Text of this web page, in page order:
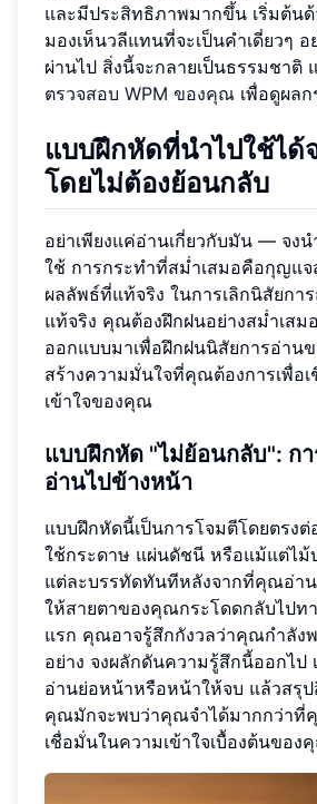
และมีประสิทธิภาพมากขึ้น เริ่มต้นด้
มองเห็นวลีแทนที่จะเป็นคำเดี่ยวๆ อ
ผ่านไป สิ่งนี้จะกลายเป็นธรรมชาติ
ตรวจสอบ WPM ของคุณ เพื่อดูผล
แบบฝึกหัดที่นำไปใช้ได้
โดยไม่ต้องย้อนกลับ
อย่าเพียงแค่อ่านเกี่ยวกับมัน — จง
ใช้ การกระทำที่สม่ำเสมอคือกุญแ
ผลลัพธ์ที่แท้จริง ในการเลิกนิสัยกา
แท้จริง คุณต้องฝึกฝนอย่างสม่ำเสม
ออกแบบมาเพื่อฝึกฝนนิสัยการอ่าน
สร้างความมั่นใจที่คุณต้องการเพื่อ
เข้าใจของคุณ
แบบฝึกหัด "ไม่ย้อนกลับ": กา
อ่านไปข้างหน้า
แบบฝึกหัดนี้เป็นการโจมตีโดยตรง
ใช้กระดาษ แผ่นดัชนี หรือแม้แต่ไม้
แต่ละบรรทัดทันทีหลังจากที่คุณอ่า
ให้สายตาของคุณกระโดดกลับไปท
แรก คุณอาจรู้สึกกังวลว่าคุณกำลังพ
อย่าง จงผลักดันความรู้สึกนี้ออกไป
อ่านย่อหน้าหรือหน้าให้จบ แล้วสรุ
คุณมักจะพบว่าคุณจำได้มากกว่าที่
เชื่อมั่นในความเข้าใจเบื้องต้นของ